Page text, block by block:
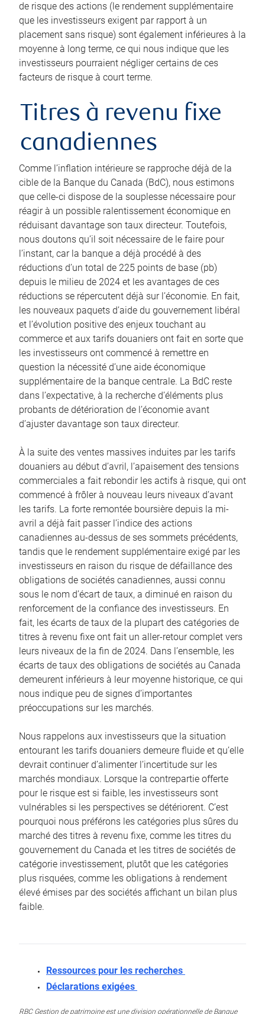
de risque des actions (le rendement supplémentaire
que les investisseurs exigent par rapport à un
placement sans risque) sont également inférieures à la
moyenne à long terme, ce qui nous indique que les
investisseurs pourraient négliger certains de ces
facteurs de risque à court terme.
Titres à revenu fixe
canadiennes
Comme l’inflation intérieure se rapproche déjà de la
cible de la Banque du Canada (BdC), nous estimons
que celle-ci dispose de la souplesse nécessaire pour
réagir à un possible ralentissement économique en
réduisant davantage son taux directeur. Toutefois,
nous doutons qu’il soit nécessaire de le faire pour
l’instant, car la banque a déjà procédé à des
réductions d’un total de 225 points de base (pb)
depuis le milieu de 2024 et les avantages de ces
réductions se répercutent déjà sur l’économie. En fait,
les nouveaux paquets d’aide du gouvernement libéral
et l’évolution positive des enjeux touchant au
commerce et aux tarifs douaniers ont fait en sorte que
les investisseurs ont commencé à remettre en
question la nécessité d’une aide économique
supplémentaire de la banque centrale. La BdC reste
dans l’expectative, à la recherche d’éléments plus
probants de détérioration de l’économie avant
d’ajuster davantage son taux directeur.
À la suite des ventes massives induites par les tarifs
douaniers au début d’avril, l’apaisement des tensions
commerciales a fait rebondir les actifs à risque, qui ont
commencé à frôler à nouveau leurs niveaux d’avant
les tarifs. La forte remontée boursière depuis la mi-
avril a déjà fait passer l’indice des actions
canadiennes au-dessus de ses sommets précédents,
tandis que le rendement supplémentaire exigé par les
investisseurs en raison du risque de défaillance des
obligations de sociétés canadiennes, aussi connu
sous le nom d’écart de taux, a diminué en raison du
renforcement de la confiance des investisseurs. En
fait, les écarts de taux de la plupart des catégories de
titres à revenu fixe ont fait un aller-retour complet vers
leurs niveaux de la fin de 2024. Dans l’ensemble, les
écarts de taux des obligations de sociétés au Canada
demeurent inférieurs à leur moyenne historique, ce qui
nous indique peu de signes d’importantes
préoccupations sur les marchés.
Nous rappelons aux investisseurs que la situation
entourant les tarifs douaniers demeure fluide et qu’elle
devrait continuer d’alimenter l’incertitude sur les
marchés mondiaux. Lorsque la contrepartie offerte
pour le risque est si faible, les investisseurs sont
vulnérables si les perspectives se détériorent. C’est
pourquoi nous préférons les catégories plus sûres du
marché des titres à revenu fixe, comme les titres du
gouvernement du Canada et les titres de sociétés de
catégorie investissement, plutôt que les catégories
plus risquées, comme les obligations à rendement
élevé émises par des sociétés affichant un bilan plus
faible.
Ressources pour les recherches
Déclarations exigées
RBC Gestion de patrimoine est une division opérationnelle de Banque